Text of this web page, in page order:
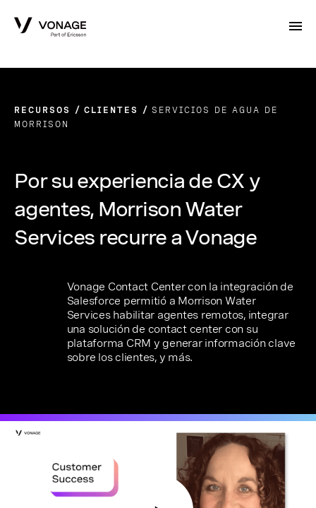
RECURSOS CLIENTES
SERVICIOS DE AGUA DE
MORRISON
Por su experiencia de CX y
agentes, Morrison Water
Services recurre a Vonage
Vonage Contact Center con la integración de
Salesforce permitió a Morrison Water
Services habilitar agentes remotos, integrar
una solución de contact center con su
plataforma CRM y generar información clave
sobre los clientes, y más.